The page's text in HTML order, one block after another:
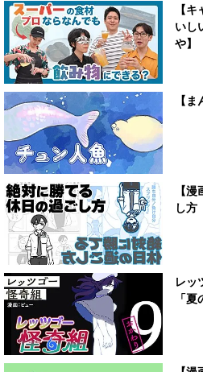
【
いし
や】
【
【
し方
レッ
「